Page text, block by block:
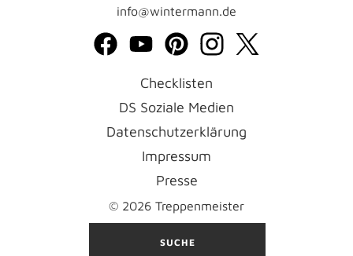
SUCHE
info@wintermann.de
© 2026 Treppenmeister
Checklisten
DS Soziale Medien
Datenschutzerklärung
Impressum
Presse